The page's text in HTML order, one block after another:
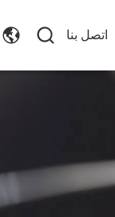
اتصل بنا